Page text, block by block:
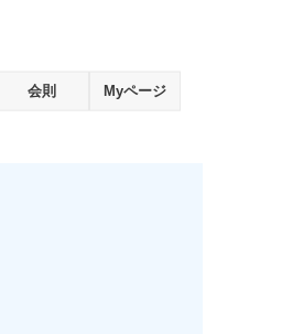
会則 Myページ